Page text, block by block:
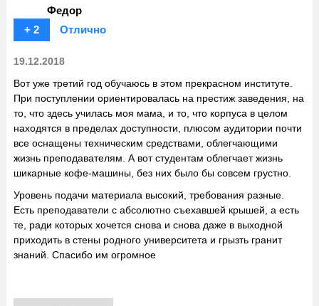
Федор
+ 2
Отлично
19.12.2018
Вот уже третий год обучаюсь в этом прекрасном институте.
При поступлении ориентировалась на престиж заведения, на
то, что здесь училась моя мама, и то, что корпуса в целом
находятся в пределах доступности, плюсом аудитории почти
все оснащены техническим средствами, облегчающими
жизнь преподавателям. А вот студентам облегчает жизнь
шикарные кофе-машины, без них было бы совсем грустно.
Уровень подачи материала высокий, требования разные.
Есть преподаватели с абсолютно съехавшей крышей, а есть
те, ради которых хочется снова и снова даже в выходной
приходить в стены родного университета и грызть гранит
знаний. Спасибо им огромное